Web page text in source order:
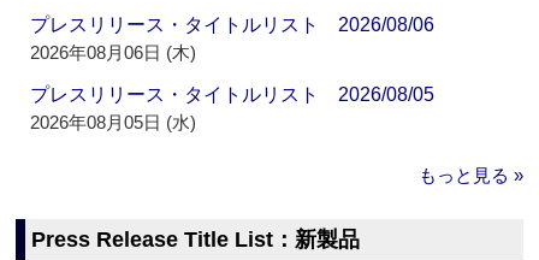
プレスリリース・タイトルリスト 2026/08/06
2026年08月06日 (木)
プレスリリース・タイトルリスト 2026/08/05
2026年08月05日 (水)
もっと見る »
Press Release Title List：新製品